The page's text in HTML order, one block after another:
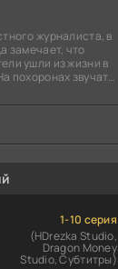
журналиста, в
замечает, что
ушли из жизни в
похоронах звучат
1-10 серия
(HDrezka Studio,
Dragon Money
Studio, Субтитры)